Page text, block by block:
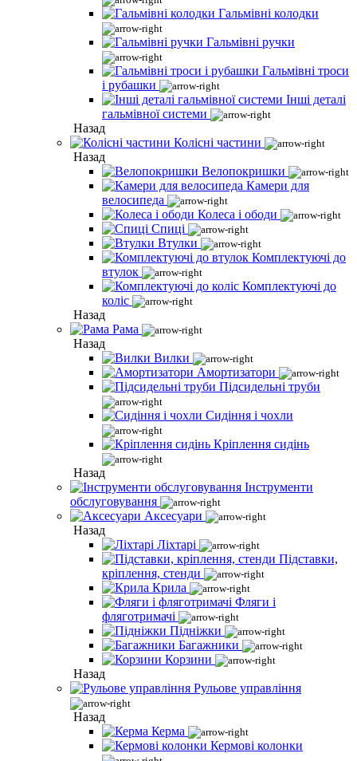
Гальмівні колодки
Гальмівні ручки
Гальмівні троси
і рубашки
Інші деталі
гальмівної системи
Назад
Колісні частини
Назад
Велопокришки
Камери для
велосипеда
Колеса і ободи
Спиці
Втулки
Комплектуючі до
втулок
Комплектуючі до
коліс
Назад
Рама
Назад
Вилки
Амортизатори
Підсидельні труби
Сидіння і чохли
Кріплення сидінь
Назад
Інструменти
обслуговування
Аксесуари
Назад
Ліхтарі
Підставки,
кріплення, стенди
Крила
Фляги і
фляготримачі
Підніжки
Багажники
Корзини
Назад
Рульове управління
Назад
Керма
Кермові колонки